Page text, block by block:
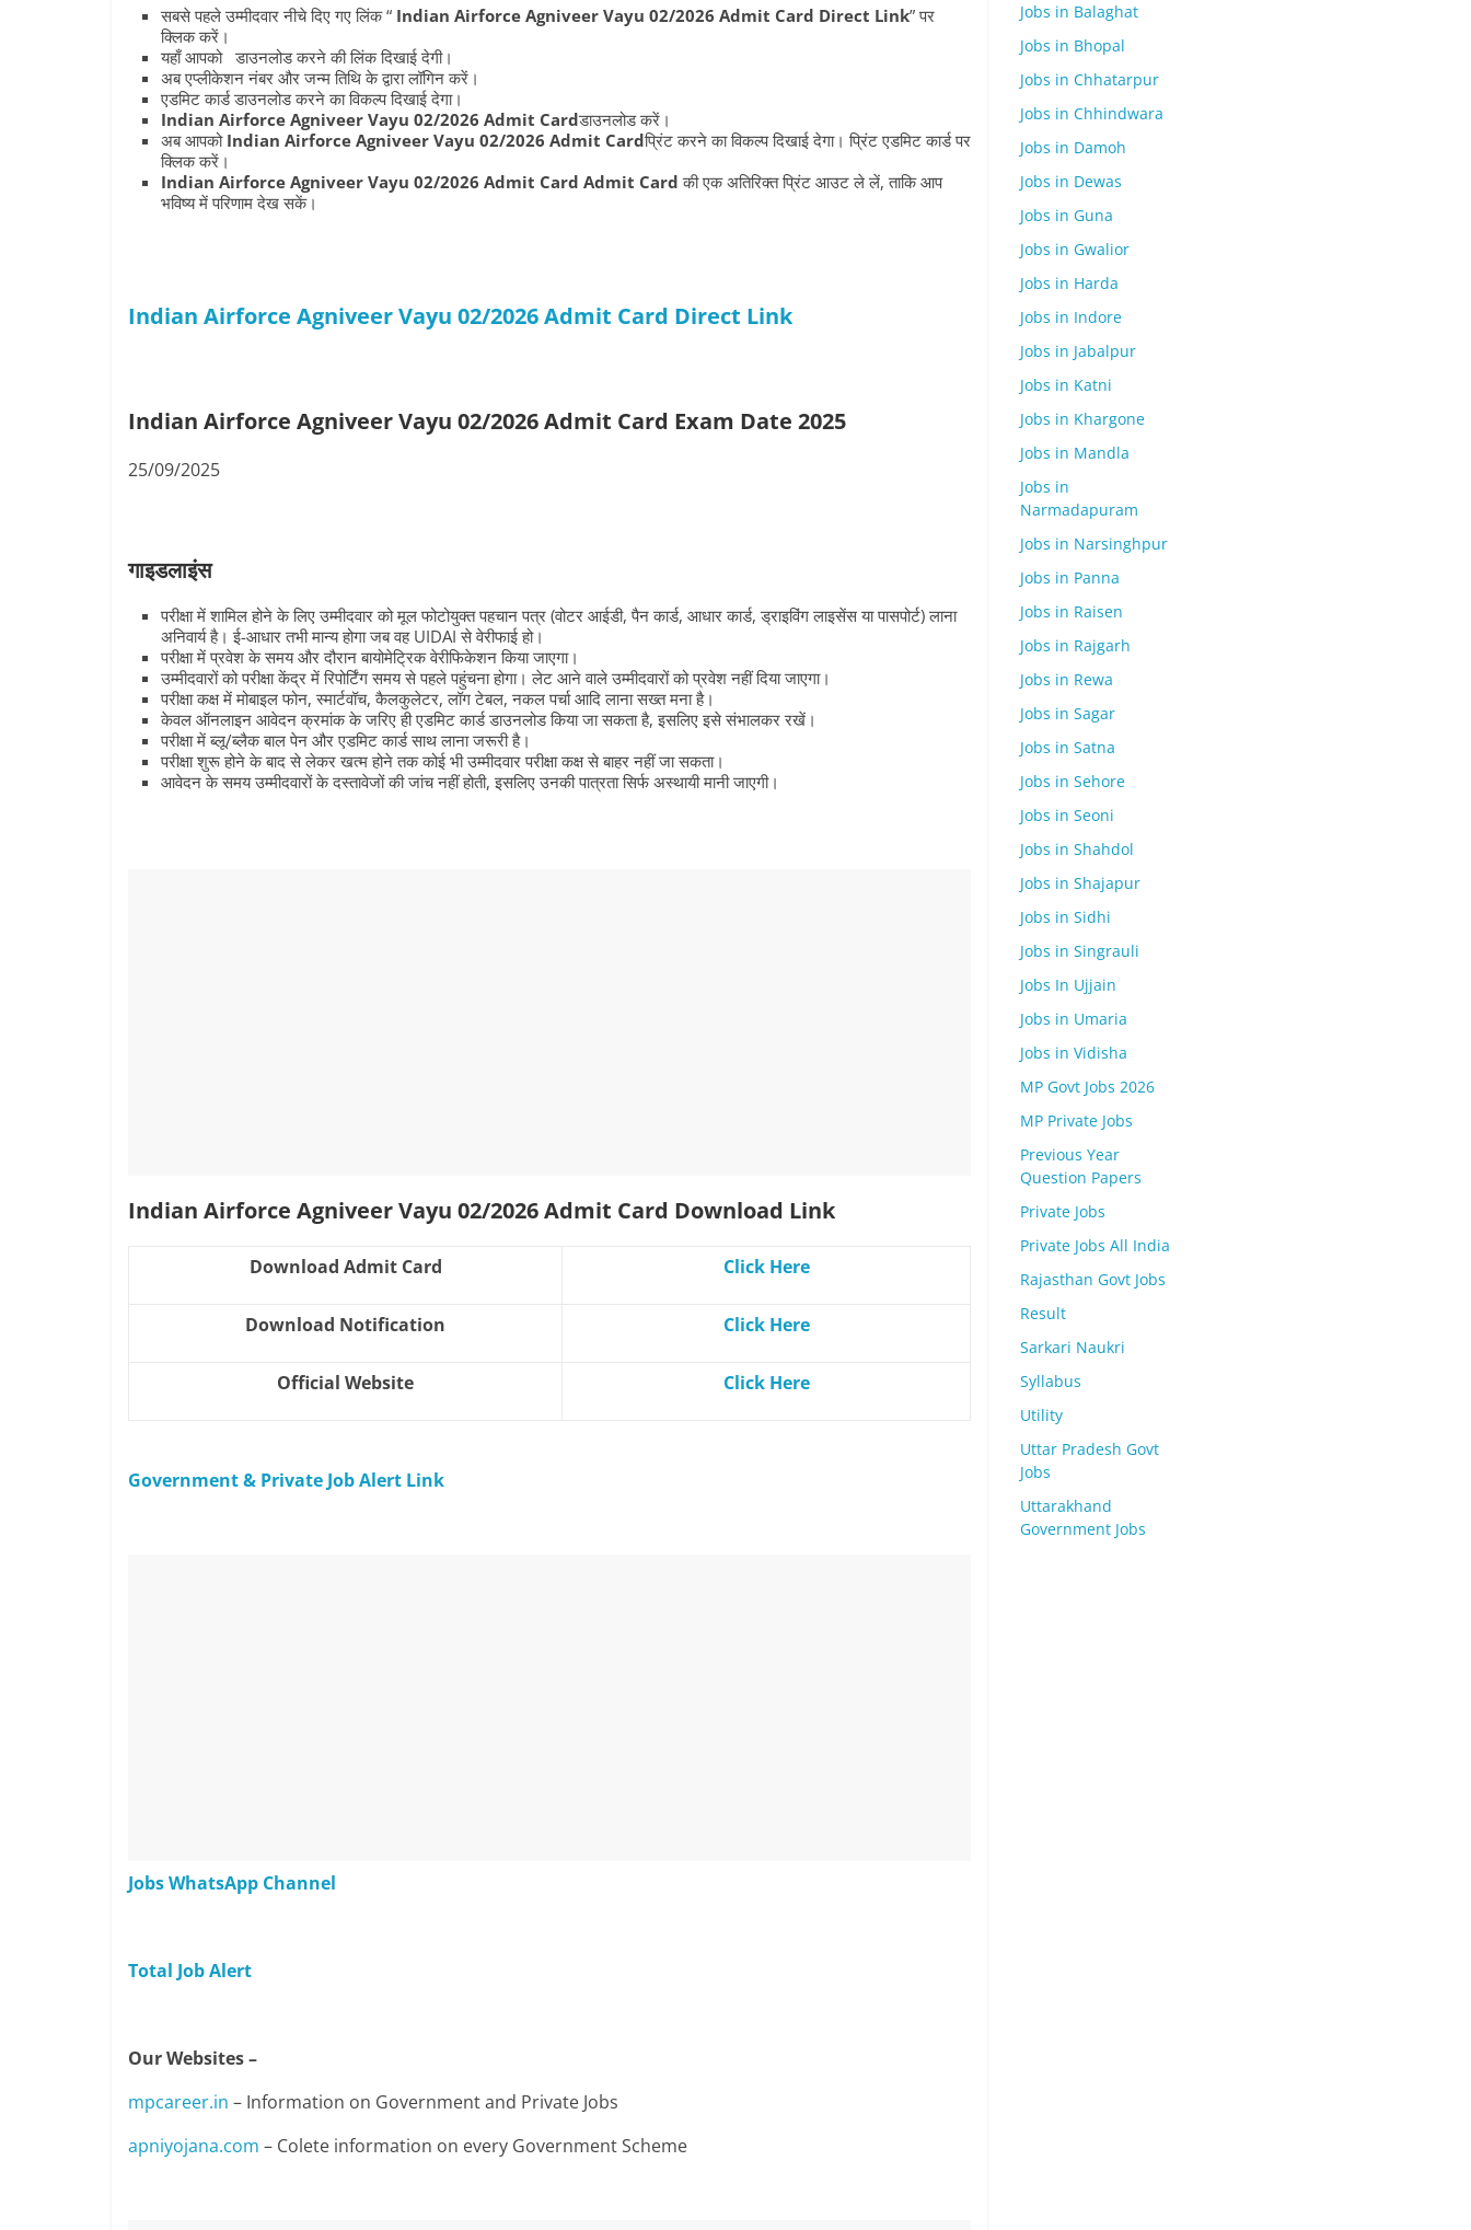
सबसे पहले उम्मीदवार नीचे दिए गए लिंक “ Indian Airforce Agniveer Vayu 02/2026 Admit Card Direct Link” पर
क्लिक करें।
यहाँ आपको डाउनलोड करने की लिंक दिखाई देगी।
अब एप्लीकेशन नंबर और जन्म तिथि के द्वारा लॉगिन करें।
एडमिट कार्ड डाउनलोड करने का विकल्प दिखाई देगा।
Indian Airforce Agniveer Vayu 02/2026 Admit Cardडाउनलोड करें।
अब आपको Indian Airforce Agniveer Vayu 02/2026 Admit Cardप्रिंट करने का विकल्प दिखाई देगा। प्रिंट एडमिट कार्ड पर
क्लिक करें।
Indian Airforce Agniveer Vayu 02/2026 Admit Card Admit Card की एक अतिरिक्त प्रिंट आउट ले लें, ताकि आप
भविष्य में परिणाम देख सकें।
Indian Airforce Agniveer Vayu 02/2026 Admit Card Direct Link
Indian Airforce Agniveer Vayu 02/2026 Admit Card Exam Date 2025
25/09/2025
गाइडलाइंस
परीक्षा में शामिल होने के लिए उम्मीदवार को मूल फोटोयुक्त पहचान पत्र (वोटर आईडी, पैन कार्ड, आधार कार्ड, ड्राइविंग लाइसेंस या पासपोर्ट) लाना
अनिवार्य है। ई-आधार तभी मान्य होगा जब वह UIDAI से वेरीफाई हो।
परीक्षा में प्रवेश के समय और दौरान बायोमेट्रिक वेरीफिकेशन किया जाएगा।
उम्मीदवारों को परीक्षा केंद्र में रिपोर्टिंग समय से पहले पहुंचना होगा। लेट आने वाले उम्मीदवारों को प्रवेश नहीं दिया जाएगा।
परीक्षा कक्ष में मोबाइल फोन, स्मार्टवॉच, कैलकुलेटर, लॉग टेबल, नकल पर्चा आदि लाना सख्त मना है।
केवल ऑनलाइन आवेदन क्रमांक के जरिए ही एडमिट कार्ड डाउनलोड किया जा सकता है, इसलिए इसे संभालकर रखें।
परीक्षा में ब्लू/ब्लैक बाल पेन और एडमिट कार्ड साथ लाना जरूरी है।
परीक्षा शुरू होने के बाद से लेकर खत्म होने तक कोई भी उम्मीदवार परीक्षा कक्ष से बाहर नहीं जा सकता।
आवेदन के समय उम्मीदवारों के दस्तावेजों की जांच नहीं होती, इसलिए उनकी पात्रता सिर्फ अस्थायी मानी जाएगी।
Indian Airforce Agniveer Vayu 02/2026 Admit Card Download Link
Download Admit Card Click Here
Download Notification Click Here
Official Website Click Here
Government & Private Job Alert Link
Jobs WhatsApp Channel
Total Job Alert
Our Websites –
mpcareer.in – Information on Government and Private Jobs
apniyojana.com – Colete information on every Government Scheme
Jobs in Balaghat
Jobs in Bhopal
Jobs in Chhatarpur
Jobs in Chhindwara
Jobs in Damoh
Jobs in Dewas
Jobs in Guna
Jobs in Gwalior
Jobs in Harda
Jobs in Indore
Jobs in Jabalpur
Jobs in Katni
Jobs in Khargone
Jobs in Mandla
Jobs in
Narmadapuram
Jobs in Narsinghpur
Jobs in Panna
Jobs in Raisen
Jobs in Rajgarh
Jobs in Rewa
Jobs in Sagar
Jobs in Satna
Jobs in Sehore
Jobs in Seoni
Jobs in Shahdol
Jobs in Shajapur
Jobs in Sidhi
Jobs in Singrauli
Jobs In Ujjain
Jobs in Umaria
Jobs in Vidisha
MP Govt Jobs 2026
MP Private Jobs
Previous Year
Question Papers
Private Jobs
Private Jobs All India
Rajasthan Govt Jobs
Result
Sarkari Naukri
Syllabus
Utility
Uttar Pradesh Govt
Jobs
Uttarakhand
Government Jobs